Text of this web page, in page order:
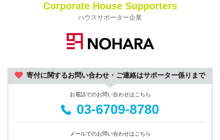
Corporate House Supporters
ハウスサポーター企業
寄付に関するお問い合わせ・ご連絡はサポーター係りまで
お電話でのお問い合わせはこちら
03-6709-8780
メールでのお問い合わせはこちら